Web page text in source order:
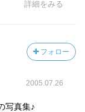
詳細をみる
フォロー
2005.07.26
写真集♪